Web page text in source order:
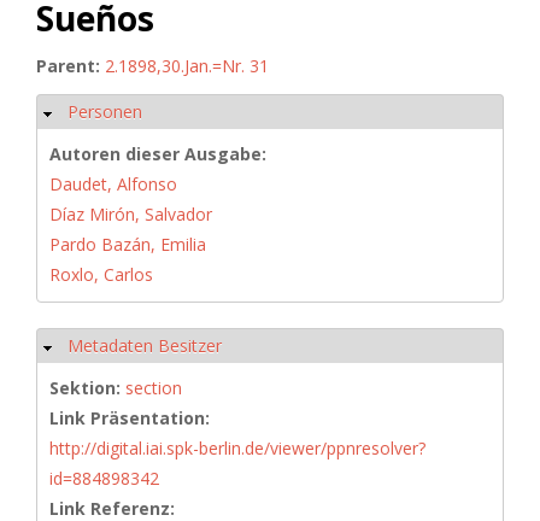
Sueños
Parent: 2.1898,30.Jan.=Nr. 31
Hide
Personen
Autoren dieser Ausgabe:
Daudet, Alfonso
Díaz Mirón, Salvador
Pardo Bazán, Emilia
Roxlo, Carlos
Hide
Metadaten Besitzer
Sektion: section
Link Präsentation:
http://digital.iai.spk-berlin.de/viewer/ppnresolver?
id=884898342
Link Referenz: